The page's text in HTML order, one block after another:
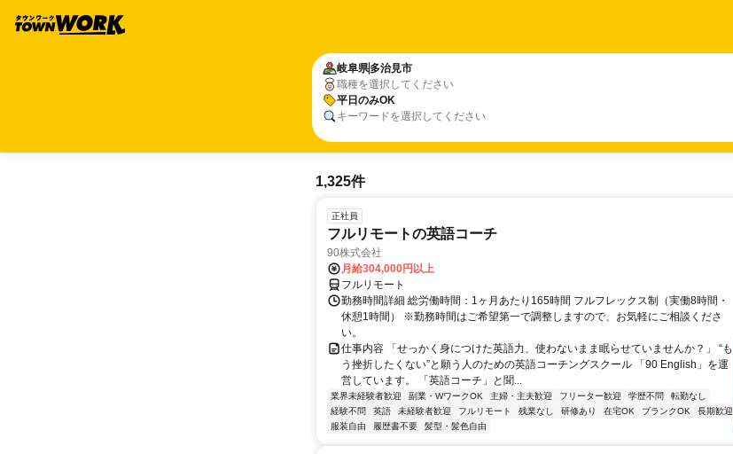
岐阜県多治見市
職種を選択してください
平日のみOK
キーワードを選択してください
1,325件
正社員
フルリモートの英語コーチ
90株式会社
月給304,000円以上
フルリモート
勤務時間詳細 総労働時間：1ヶ月あたり165時間 フルフレックス制（実働8時間・
休憩1時間） ※勤務時間はご希望第一で調整しますので、お気軽にご相談くださ
い。
仕事内容 「せっかく身につけた英語力、使わないまま眠らせていませんか？」 “も
う挫折したくない”と願う人のための英語コーチングスクール 「90 English」を運
営しています。 「英語コーチ」と聞...
業界未経験者歓迎 副業・WワークOK 主婦・主夫歓迎 フリーター歓迎 学歴不問
転勤なし
経験不問
英語 未経験者歓迎 フルリモート 残業なし 研修あり 在宅OK ブランクOK
長期歓迎
服装自由
履歴書不要 髪型・髪色自由